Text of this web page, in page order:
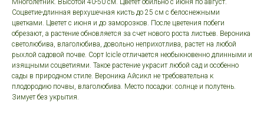
Многолетник. Высотой 40-50 см. Цветет обильно с июня по август.
Соцветие-длинная верхушечная кисть до 25 см с белоснежными
цветками. Цветет с июня и до заморозков. После цветения побеги
обрезают, а растение обновляется за счет нового роста листьев. Вероника
светолюбива, влаголюбива, довольно неприхотлива, растет на любой
рыхлой садовой почве. Сорт Icicle отличается необыкновенно длинными и
изящными соцветиями. Такое растение украсит любой сад и особенно
сады в природном стиле. Вероника Айсикл не требовательна к
плодородию почвы, влаголюбива. Место посадки: солнце и полутень.
Зимует без укрытия.